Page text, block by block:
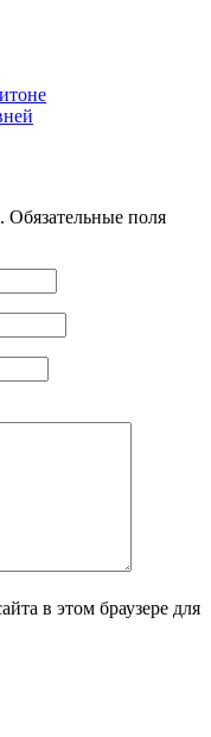
Обязательные поля
в этом браузере для